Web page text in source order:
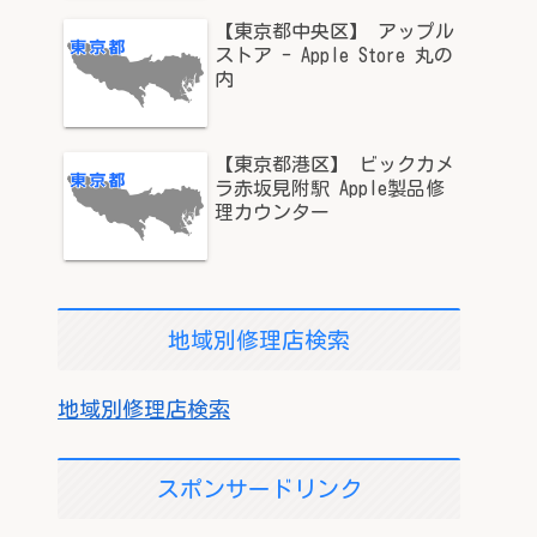
【東京都中央区】 アップル
ストア - Apple Store 丸の
内
【東京都港区】 ビックカメ
ラ赤坂見附駅 Apple製品修
理カウンター
地域別修理店検索
地域別修理店検索
スポンサードリンク